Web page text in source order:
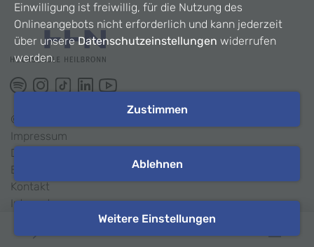
©
Impressum
Datenschutz
Barrierefreiheit
Kontakt
Intranet
Einwilligung ist freiwillig, für die Nutzung des
Onlineangebots nicht erforderlich und kann jederzeit
über unsereDatenschutzeinstellungen widerrufen
werden.
Zustimmen
Ablehnen
Weitere Einstellungen